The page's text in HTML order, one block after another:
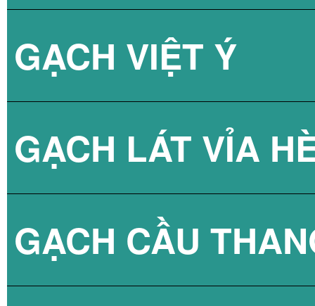
BÌNH NÓNG
GẠCH VIỆT Ý
GẠCH LÁT VỈA
GẠCH BLOCK
GẠCH CẦU